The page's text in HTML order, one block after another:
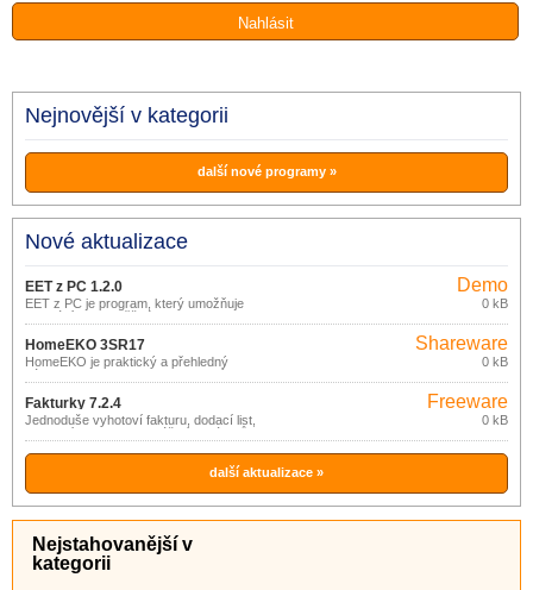
Nejnovější v kategorii
další nové programy »
Nové aktualizace
EET z PC 1.2.0
EET z PC je program, který umožňuje
odeslání EET z běžného PC nebo
notebooku.
Demo
0 kB
HomeEKO 3SR17
HomeEKO je praktický a přehledný
nástroj pro evidenci (nejen) financí
domácnosti.
Shareware
0 kB
Fakturky 7.2.4
Jednoduše vyhotoví fakturu, dodací list,
pokladní doklad bez zvláštních nároků
na znalost výpočetní techniky.
Freeware
0 kB
další aktualizace »
Nejstahovanější v
kategorii